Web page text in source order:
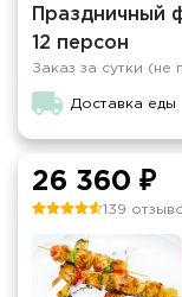
Праздничный
12 персон
Заказ за сутки (не
Доставка еды
26 360 ₽
139